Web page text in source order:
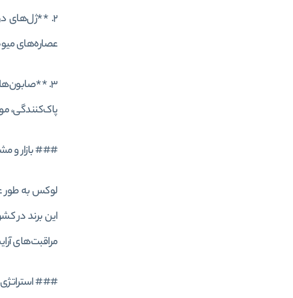
2. **ژل‌های
عصاره‌های
3.
پاک‌کنندگی،
### بازار و
لوکس به طور
این برند در
مراقبت‌های
###